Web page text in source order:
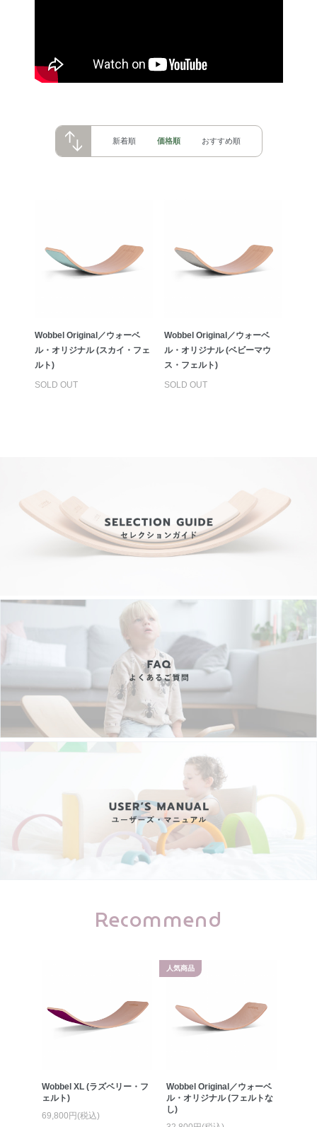
新着順 価格順 おすすめ順
Wobbel Original／ウォーベ
ル・オリジナル (スカイ・フェ
ルト)
SOLD OUT
Wobbel Original／ウォーベ
ル・オリジナル (ベビーマウ
ス・フェルト)
SOLD OUT
Recommend
Wobbel XL (ラズベリー・フ
ェルト)
69,800円(税込)
人気商品
Wobbel Original／ウォーベ
ル・オリジナル (フェルトな
し)